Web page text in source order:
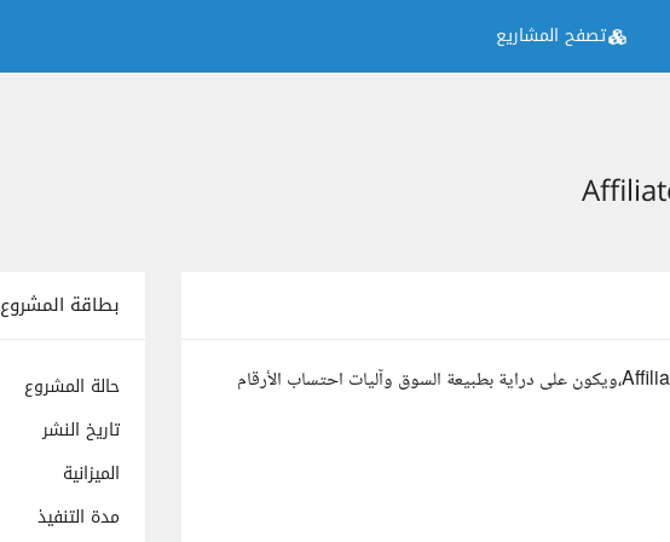
تصفح المشاريع
بطاقة المشروع
حالة المشروع
تاريخ النشر
الميزانية
مدة التنفيذ
نبحث عن موظف/ـة مالية (Finance) لديه خبرة في مجال الـ Affiliate Marketing، ويكون على دراية بطبيعة السوق وآليات احتساب الأرقام